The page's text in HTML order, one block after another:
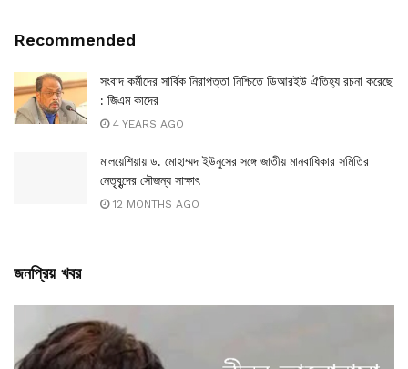
Recommended
সংবাদ কর্মীদের সার্বিক নিরাপত্তা নিশ্চিতে ডিআরইউ ঐতিহ্য রচনা করেছে
: জিএম কাদের
4 YEARS AGO
মালয়েশিয়ায় ড. মোহাম্মদ ইউনুসের সঙ্গে জাতীয় মানবাধিকার সমিতির
নেতৃবৃন্দের সৌজন্য সাক্ষাৎ
12 MONTHS AGO
জনপ্রিয় খবর